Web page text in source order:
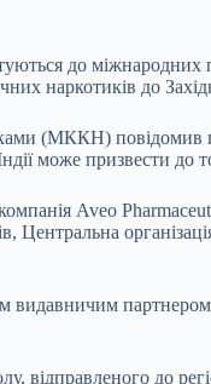
до
наркотиків до
(МККН) повідомив
може призвести
Aveo
Центральна
видавничим
відправленого до